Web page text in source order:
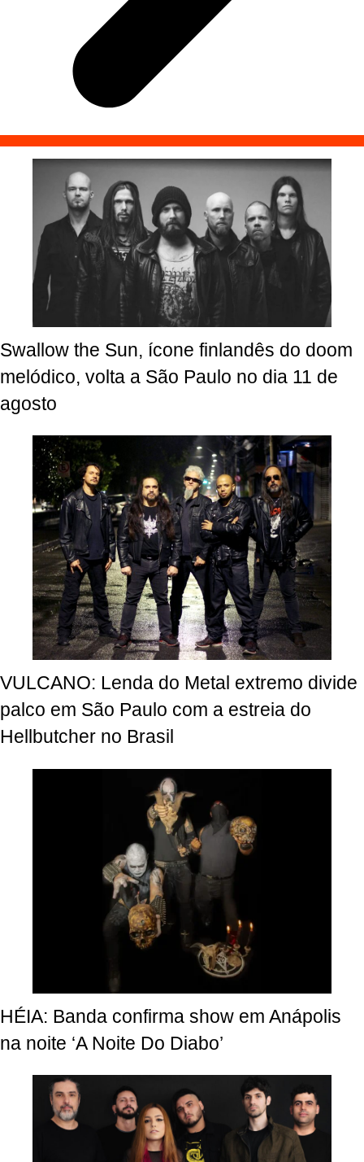
Swallow the Sun, ícone finlandês do doom
melódico, volta a São Paulo no dia 11 de
agosto
VULCANO: Lenda do Metal extremo divide
palco em São Paulo com a estreia do
Hellbutcher no Brasil
HÉIA: Banda confirma show em Anápolis
na noite ‘A Noite Do Diabo’